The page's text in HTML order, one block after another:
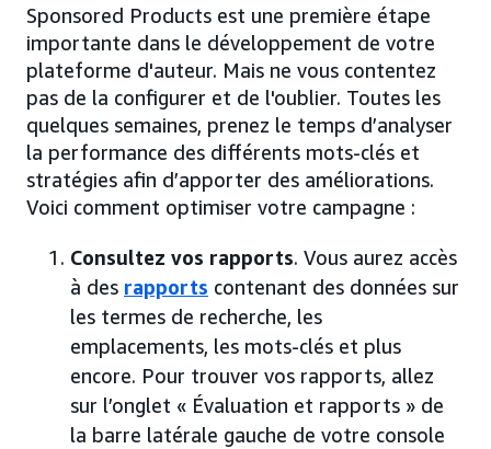
Sponsored Products est une première étape
importante dans le développement de votre
plateforme d'auteur. Mais ne vous contentez
pas de la configurer et de l'oublier. Toutes les
quelques semaines, prenez le temps d’analyser
la performance des différents mots-clés et
stratégies afin d’apporter des améliorations.
Voici comment optimiser votre campagne :
Consultez vos rapports. Vous aurez accès
à des rapports contenant des données sur
les termes de recherche, les
emplacements, les mots-clés et plus
encore. Pour trouver vos rapports, allez
sur l’onglet « Évaluation et rapports » de
la barre latérale gauche de votre console